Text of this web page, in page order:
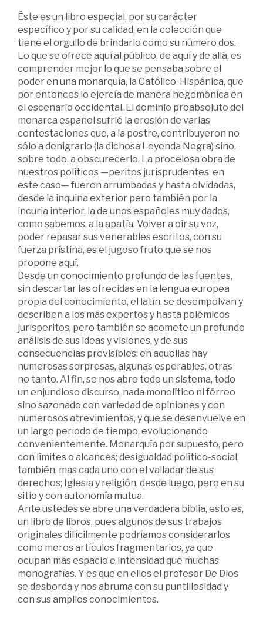
Éste es un libro especial, por su carácter
específico y por su calidad, en la colección que
tiene el orgullo de brindarlo como su número dos.
Lo que se ofrece aquí al público, de aquí y de allá, es
comprender mejor lo que se pensaba sobre el
poder en una monarquía, la Católico-Hispánica, que
por entonces lo ejercía de manera hegemónica en
el escenario occidental. El dominio proabsoluto del
monarca español sufrió la erosión de varias
contes­taciones que, a la postre, contribuyeron no
sólo a denigrarlo (la dichosa Le­yenda Negra) sino,
sobre todo, a obscurecerlo. La procelosa obra de
nuestros políticos —peritos jurisprudentes, en
este caso— fueron arrumbadas y hasta olvidadas,
desde la inquina exterior pero también por la
incuria interior, la de unos españoles muy dados,
como sabemos, a la apatía. Volver a oír su voz,
poder repasar sus venerables escritos, con su
fuerza prístina, es el jugoso fruto que se nos
propone aquí.
Desde un conocimiento profundo de las fuentes,
sin descartar las ofrecidas en la lengua europea
propia del conocimiento, el latín, se desempolvan y
descri­ben a los más expertos y hasta polémicos
jurisperitos, pero también se acomete un profundo
análisis de sus ideas y visiones, y de sus
consecuencias previsibles; en aquellas hay
numerosas sorpresas, algunas esperables, otras
no tanto. Al fin, se nos abre todo un sistema, todo
un enjundioso discurso, nada monolítico ni férreo
sino sazonado con variedad de opiniones y con
numerosos atrevimientos, y que se desenvuelve en
un largo periodo de tiempo, evolucionando
convenien­temente. Monarquía por supuesto, pero
con límites o alcances; desigualdad político-social,
también, mas cada uno con el valladar de sus
derechos; Iglesia y religión, desde luego, pero en su
sitio y con autonomía mutua.
Ante ustedes se abre una verdadera biblia, esto es,
un libro de libros, pues algunos de sus trabajos
originales difícilmente podríamos considerarlos
como meros artículos fragmentarios, ya que
ocupan más espacio e intensidad que muchas
monografías. Y es que en ellos el profesor De Dios
se desborda y nos abruma con su puntillosidad y
con sus amplios conocimientos.